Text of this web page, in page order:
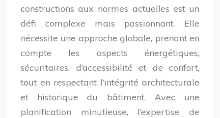
constructions aux normes actuelles est un
défi complexe mais passionnant. Elle
nécessite une approche globale, prenant en
compte les aspects énergétiques,
sécuritaires, d’accessibilité et de confort,
tout en respectant l’intégrité architecturale
et historique du bâtiment. Avec une
planification minutieuse, l’expertise de